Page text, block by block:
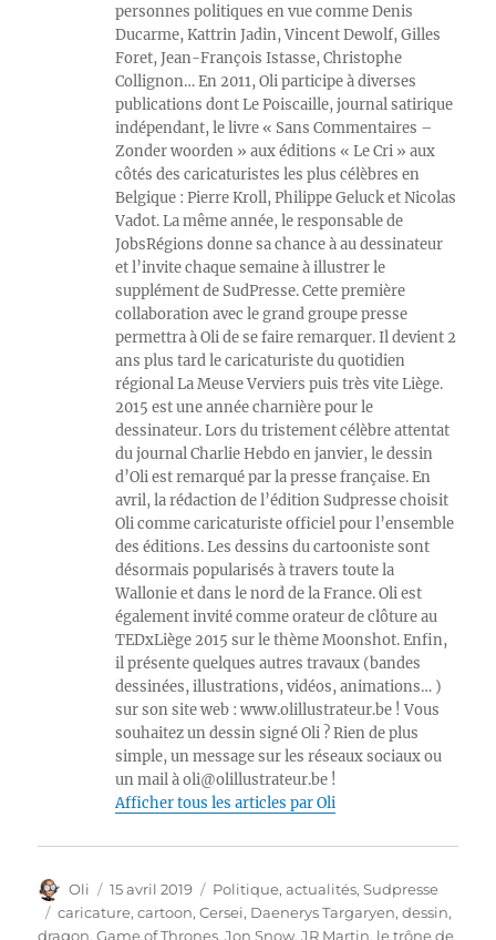
personnes politiques en vue comme Denis
Ducarme, Kattrin Jadin, Vincent Dewolf, Gilles
Foret, Jean-François Istasse, Christophe
Collignon… En 2011, Oli participe à diverses
publications dont Le Poiscaille, journal satirique
indépendant, le livre « Sans Commentaires –
Zonder woorden » aux éditions « Le Cri » aux
côtés des caricaturistes les plus célèbres en
Belgique : Pierre Kroll, Philippe Geluck et Nicolas
Vadot. La même année, le responsable de
JobsRégions donne sa chance à au dessinateur
et l’invite chaque semaine à illustrer le
supplément de SudPresse. Cette première
collaboration avec le grand groupe presse
permettra à Oli de se faire remarquer. Il devient 2
ans plus tard le caricaturiste du quotidien
régional La Meuse Verviers puis très vite Liège.
2015 est une année charnière pour le
dessinateur. Lors du tristement célèbre attentat
du journal Charlie Hebdo en janvier, le dessin
d’Oli est remarqué par la presse française. En
avril, la rédaction de l’édition Sudpresse choisit
Oli comme caricaturiste officiel pour l’ensemble
des éditions. Les dessins du cartooniste sont
désormais popularisés à travers toute la
Wallonie et dans le nord de la France. Oli est
également invité comme orateur de clôture au
TEDxLiège 2015 sur le thème Moonshot. Enfin,
il présente quelques autres travaux (bandes
dessinées, illustrations, vidéos, animations… )
sur son site web : www.olillustrateur.be ! Vous
souhaitez un dessin signé Oli ? Rien de plus
simple, un message sur les réseaux sociaux ou
un mail à oli@olillustrateur.be !
Afficher tous les articles par Oli
Auteur
Oli
Publié
le
15 avril 2019 Catégories
Politique, actualités,Sudpresse
Étiquettes
caricature,cartoon,Cersei, Daenerys Targaryen,dessin,
dragon,Game of Thrones,Jon Snow,JR Martin, le trône de